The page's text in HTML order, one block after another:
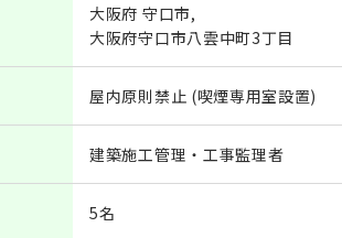
大阪府 守口市,
大阪府守口市八雲中町3丁目
屋内原則禁止 (喫煙専用室設置)
建築施工管理・工事監理者
5名